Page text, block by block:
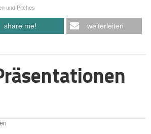
und Pitches
share me! weiterleiten